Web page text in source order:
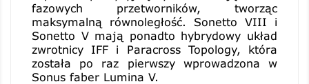
fazowych przetworników, tworząc
maksymalną równoległość. Sonetto VIII i
Sonetto V mają ponadto hybrydowy układ
zwrotnicy IFF i Paracross Topology, która
została po raz pierwszy wprowadzona w
Sonus faber Lumina V.